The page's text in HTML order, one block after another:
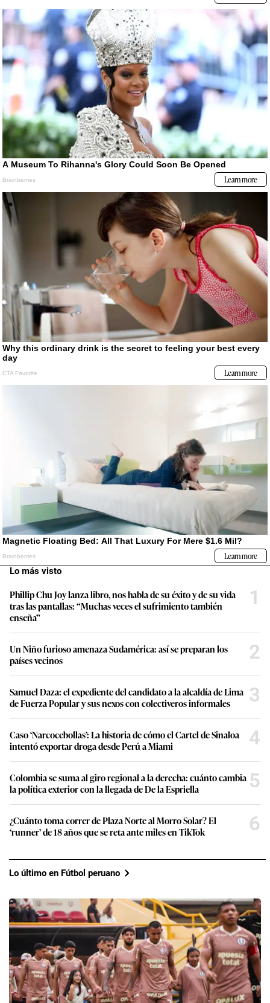
Lo más visto
Phillip Chu Joy lanza libro, nos habla de su éxito y de su vida
tras las pantallas: “Muchas veces el sufrimiento también
enseña”
1
Un Niño furioso amenaza Sudamérica: así se preparan los
países vecinos
2
Samuel Daza: el expediente del candidato a la alcaldía de Lima
de Fuerza Popular y sus nexos con colectiveros informales
3
Caso ‘Narcocebollas’: La historia de cómo el Cartel de Sinaloa
intentó exportar droga desde Perú a Miami
4
Colombia se suma al giro regional a la derecha: cuánto cambia
la política exterior con la llegada de De la Espriella
5
¿Cuánto toma correr de Plaza Norte al Morro Solar? El
‘runner’ de 18 años que se reta ante miles en TikTok
6
Lo último en Fútbol peruano